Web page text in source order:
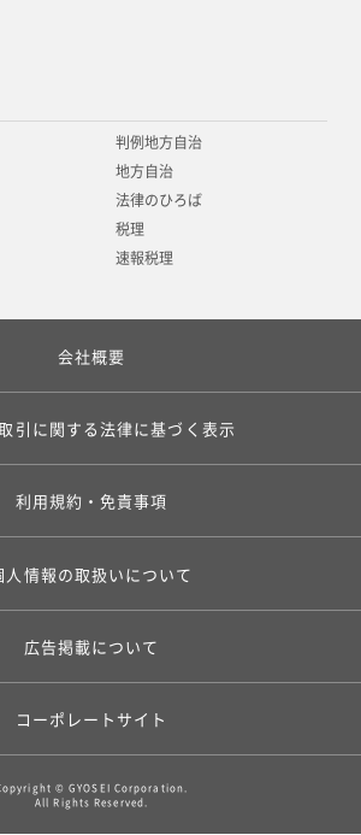
判例地方自治
地方自治
法律のひろば
税理
速報税理
会社概要
引に関する法律に基づく表示
利用規約・免責事項
人情報の取扱いについて
広告掲載について
コーポレートサイト
© GYOSEI Corporation.
All Rights Reserved.